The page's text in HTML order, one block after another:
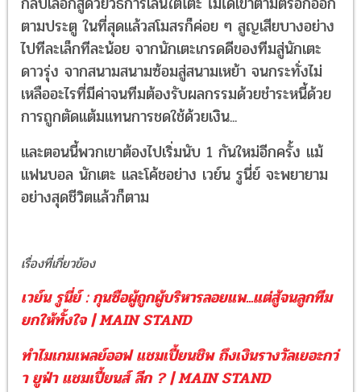
ตามประตู ในที่สุดแล้วสโมสรก็ค่อย ๆ สูญเสียบางอย่าง
ไปทีละเล็กทีละน้อย จากนักเตะเกรดดีของทีมสู่นักเตะ
ดาวรุ่ง จากสนามสนามซ้อมสู่สนามเหย้า จนกระทั่งไม่
เหลืออะไรที่มีค่าจนทีมต้องรับผลกรรมด้วยชำระหนี้ด้วย
การถูกตัดแต้มแทนการชดใช้ด้วยเงิน...
และตอนนี้พวกเขาต้องไปเริ่มนับ 1 กันใหม่อีกครั้ง แม้
แฟนบอล นักเตะ และโค้ชอย่าง เวย์น รูนี่ย์ จะพยายาม
อย่างสุดชีวิตแล้วก็ตาม
เรื่องที่เกี่ยวข้อง
เวย์น รูนี่ย์ : กุนซือผู้ถูกผู้บริหารลอยแพ...แต่สู้จนลูกทีม
ยกให้ทั้งใจ | MAIN STAND
ทำไมเกมเพลย์ออฟ แชมเปี้ยนชิพ ถึงเงินรางวัลเยอะกว่
า ยูฟ่า แชมเปี้ยนส์ ลีก ? | MAIN STAND